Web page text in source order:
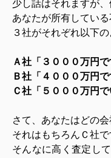
少し話はそれますが、
あなたが所有してい
３社がそれぞれ以下
Ａ社「３０００万円で
Ｂ社「４０００万円で
Ｃ社「５０００万円で
さて、あなたはどの
それはもちろんＣ社で
そんなに高く査定し